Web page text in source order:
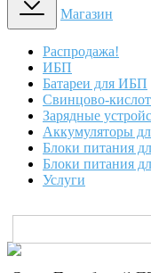
Магазин
Распродажа!
ИБП
Батареи для ИБП
Свинцово-
Зарядные
Аккумуляторы
Блоки питания
Блоки питания
Услуги